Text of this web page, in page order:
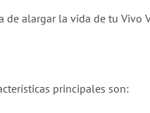
de alargar la vida de tu Vivo
principales son: